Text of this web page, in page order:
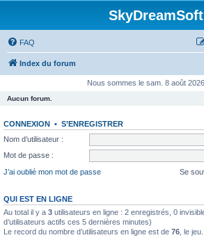
SkyDreamSoft
FAQ
Index du forum
Nous sommes le sam. 8 août
Aucun forum.
CONNEXION • S’ENREGISTRER
Nom d’utilisateur :
Mot de passe :
J’ai oublié mon mot de passe
Se
QUI EST EN LIGNE
Au total il y a 3 utilisateurs en ligne : 2 enregistrés, 0
d’utilisateurs actifs ces 5 dernières minutes)
Le record du nombre d’utilisateurs en ligne est de 76 , le